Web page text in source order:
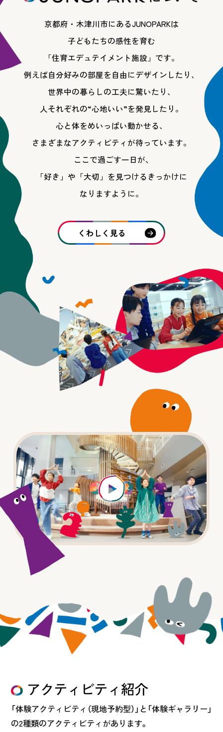
京都府・木津川市にあるJUNOPARKは
子どもたちの感性を育む
「住育エデュテイメント施設」です。
例えば自分好みの部屋を自由にデザインしたり、
世界中の暮らしの工夫に驚いたり、
人それぞれの“心地いい”を発見したり。
心と体をめいっぱい動かせる、
さまざまなアクティビティが待っています。
ここで過ごす一日が、
「好き」や「大切」を見つけるきっかけに
なりますように。
くわしく見る
アクティビティ紹介
「体験アクティビティ（現地予約型）」と「体験ギャラリー」
の2種類のアクティビティがあります。